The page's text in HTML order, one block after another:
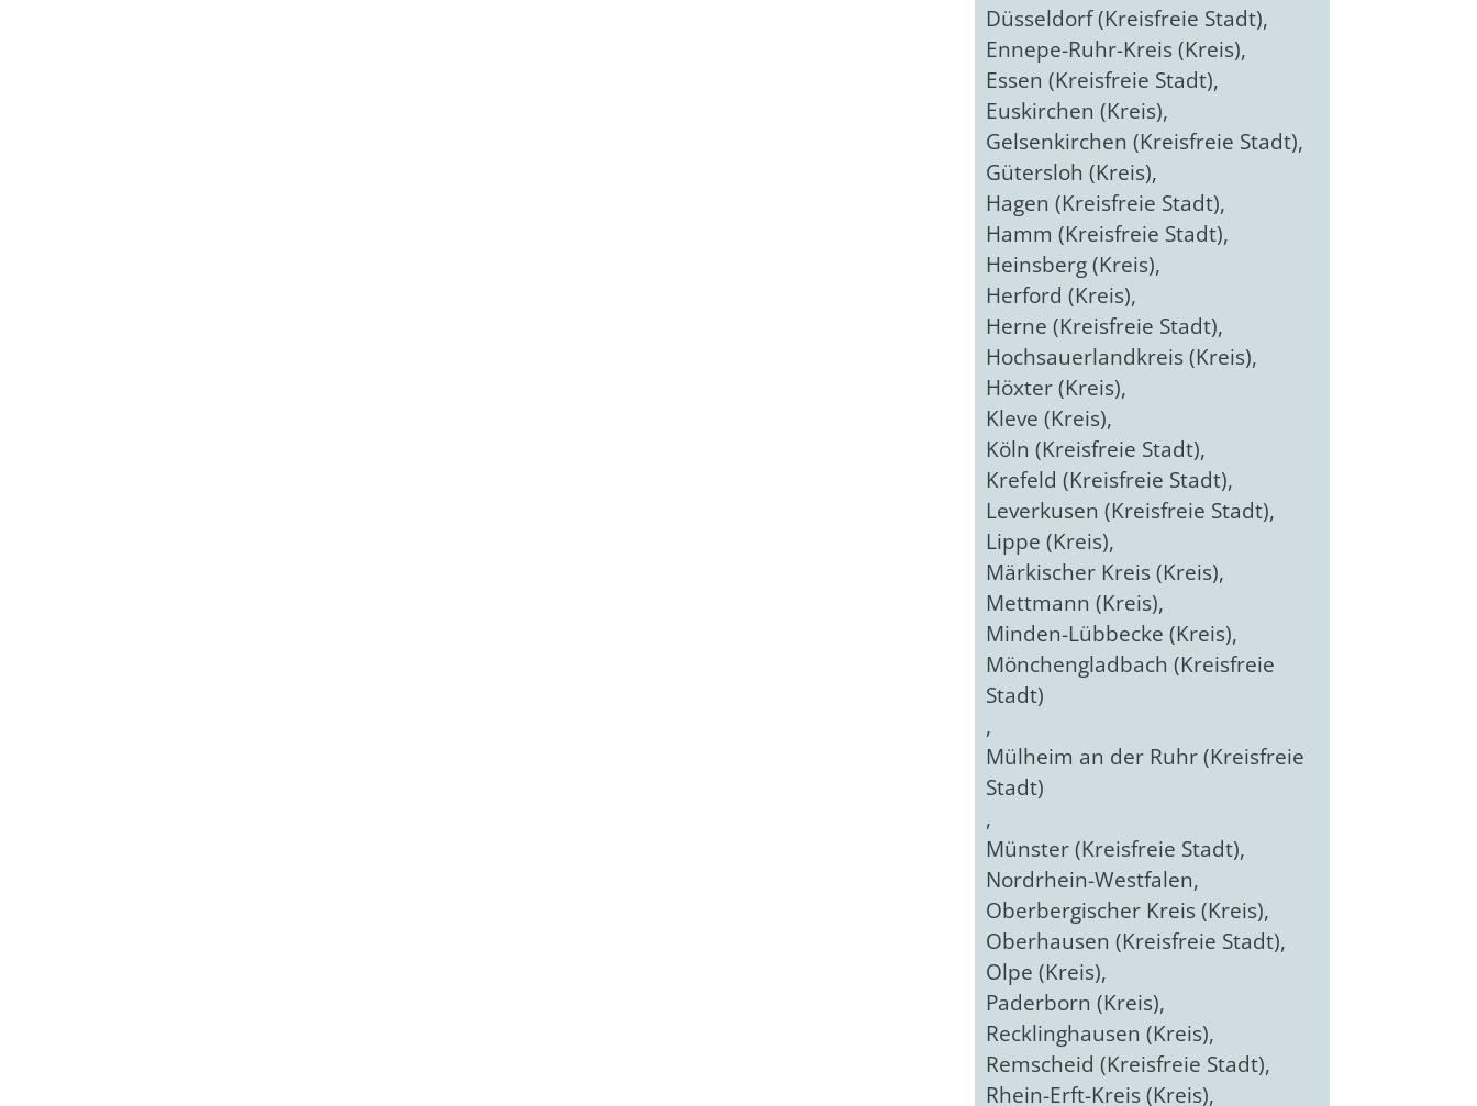
Düsseldorf (Kreisfreie Stadt),
Ennepe-Ruhr-Kreis (Kreis),
Essen (Kreisfreie Stadt),
Euskirchen (Kreis),
Gelsenkirchen (Kreisfreie Stadt),
Gütersloh (Kreis),
Hagen (Kreisfreie Stadt),
Hamm (Kreisfreie Stadt),
Heinsberg (Kreis),
Herford (Kreis),
Herne (Kreisfreie Stadt),
Hochsauerlandkreis (Kreis),
Höxter (Kreis),
Kleve (Kreis),
Köln (Kreisfreie Stadt),
Krefeld (Kreisfreie Stadt),
Leverkusen (Kreisfreie Stadt),
Lippe (Kreis),
Märkischer Kreis (Kreis),
Mettmann (Kreis),
Minden-Lübbecke (Kreis),
Mönchengladbach (Kreisfreie
Stadt)
,
Mülheim an der Ruhr (Kreisfreie
Stadt)
,
Münster (Kreisfreie Stadt),
Nordrhein-Westfalen,
Oberbergischer Kreis (Kreis),
Oberhausen (Kreisfreie Stadt),
Olpe (Kreis),
Paderborn (Kreis),
Recklinghausen (Kreis),
Remscheid (Kreisfreie Stadt),
Rhein-Erft-Kreis (Kreis),